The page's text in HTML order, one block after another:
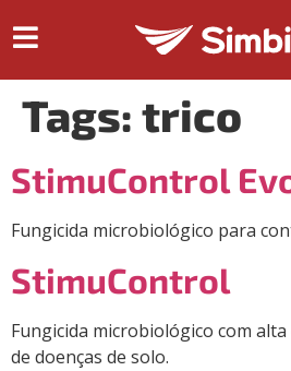
Tags: trico
StimuControl
Fungicida microbiológico para
StimuControl
Fungicida microbiológico com
de doenças de solo.